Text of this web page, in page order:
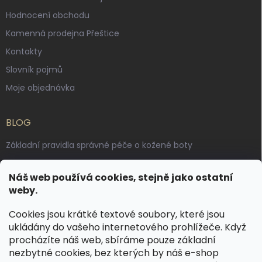
Náš web používá cookies, stejně jako ostatní
weby.
Cookies jsou krátké textové soubory, které jsou
ukládány do vašeho internetového prohlížeče. Když
procházíte náš web, sbíráme pouze základní
nezbytné cookies, bez kterých by náš e-shop
Hodnocení obchodu
Kamenná prodejna Přeštice
Kontakty
Slovník pojmů
Moje objednávka
BLOG
Základní pravidla správné péče o kožené boty
Výroba českých kožených opasků: vůně pravé kůže, dotek
řemesla
KONTAKT
dotazy@spongr.cz